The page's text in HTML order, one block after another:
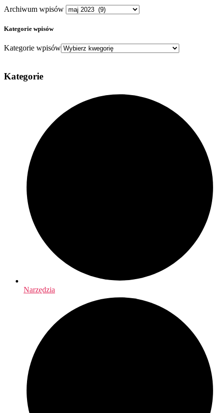
Archiwum wpisów
Kategorie wpisów
Kategorie wpisów
Kategorie
Narzędzia